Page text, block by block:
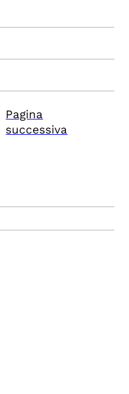
Pagina
successiva